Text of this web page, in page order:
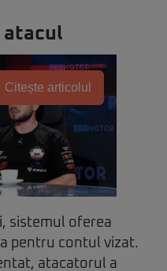
atacul
Citește articolul
sistemul oferea
pentru contul vizat.
atacatorul a